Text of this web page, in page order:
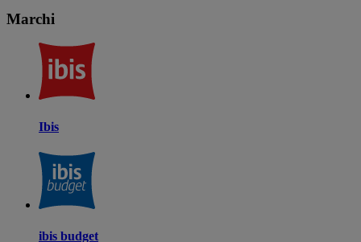
Marchi
Ibis
ibis budget